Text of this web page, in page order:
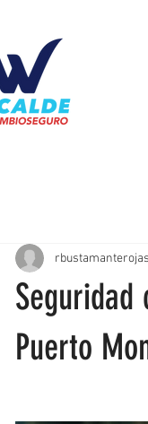
Puerto
rbustamanterojas